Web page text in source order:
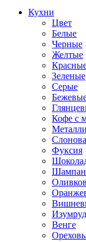
Кухни
Цвет
Белые
Черные
Желтые
Зеленые
Серые
Кофе с
Фуксия
Венге